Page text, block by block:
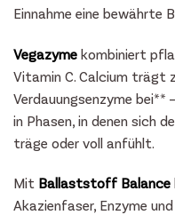
Einnahme eine bewährte
Vegazyme kombiniert
Vitamin C. Calcium trägt
Verdauungsenzyme bei**
in Phasen, in denen sich
träge oder voll anfühlt.
Mit Ballaststoff Balance
Akazienfaser, Enzyme